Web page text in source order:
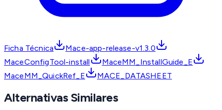
Ficha Técnica
Mace-app-release-v1.3.0
MaceConfigTool-install
MaceMM_InstallGuide_E
MaceMM_QuickRef_E
MACE_DATASHEET
Alternativas Similares